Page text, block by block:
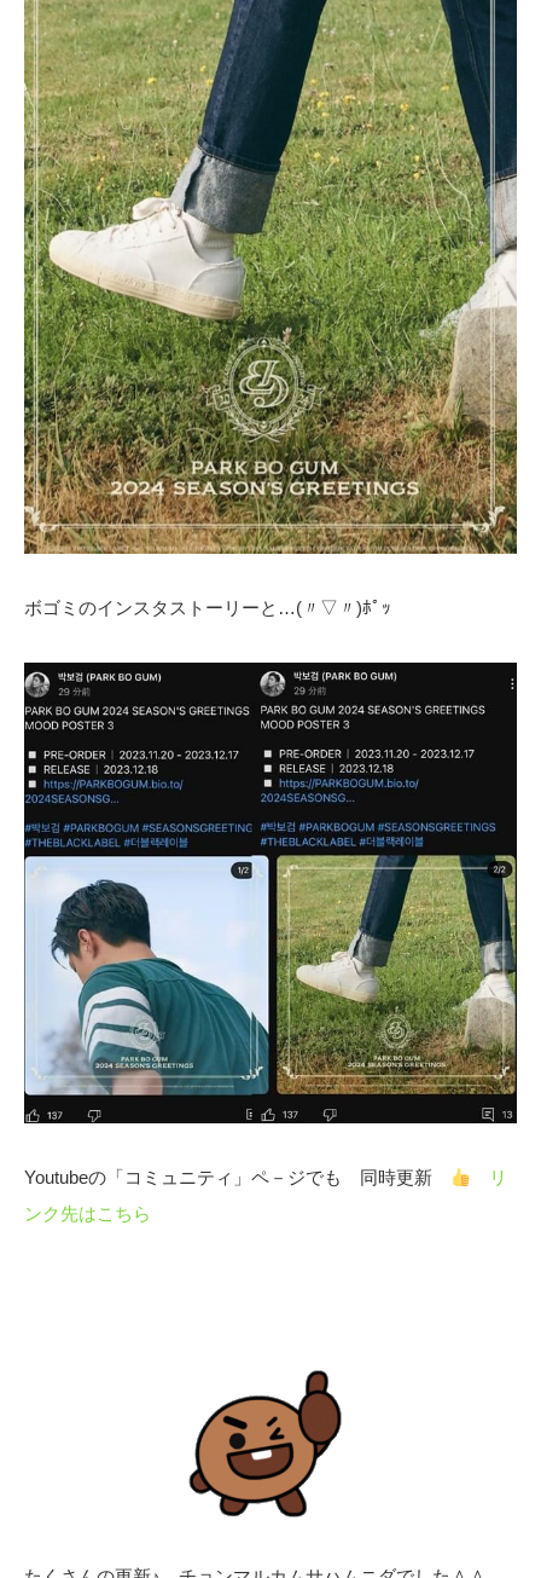
ボゴミのインスタストーリーと…(〃▽〃)ﾎﾟｯ
Youtubeの「コミュニティ」ペ－ジでも 同時更新
リ
ンク先はこちら